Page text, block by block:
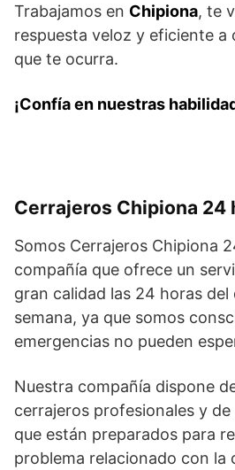
Trabajamos en Chipiona, te
respuesta veloz y eficiente a
que te ocurra.
¡Confía en nuestras
Cerrajeros Chipiona 24
Somos Cerrajeros Chipiona
compañía que ofrece un
gran calidad las 24 horas del
semana, ya que somos
emergencias no pueden
Nuestra compañía dispone
cerrajeros profesionales y
que están preparados para
problema relacionado con la